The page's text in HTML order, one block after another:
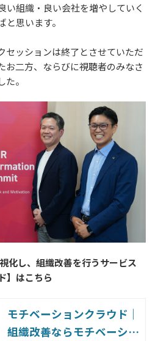
い組織・良い会社を増やしていく
思います。
セッションは終了とさせていただ
お二方、ならびに視聴者のみなさ
。
化し、組織改善を行うサービス
】はこちら
モチベーションクラウド｜
組織改善ならモチベーショ